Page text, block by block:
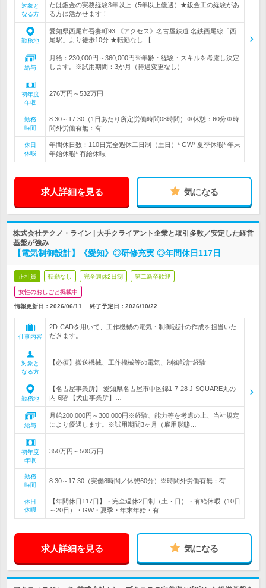
対象と
なる方
たは鈑金の実務経験3年以上（5年以上優遇）★鈑金工の経験があ
る方は活かせます！
勤務地
愛知県西尾市吾妻町93 《アクセス》名古屋鉄道 名鉄西尾線「西
尾駅」より徒歩10分 ★転勤なし 【…
給与
月給：230,000円～360,000円※年齢・経験・スキルを考慮し決定
します。※試用期間：3か月（待遇変更なし）
初年度
年収
276万円～532万円
勤務
時間
8:30～17:30（1日あたり所定労働時間08時間）※休憩：60分※時
間外労働有無：有
休日
休暇
年間休日数：110日完全週休二日制（土日）* GW* 夏季休暇* 年末
年始休暇* 有給休暇
求人詳細を見る 気になる
株式会社テクノ・ライン | 大手クライアント企業と取引多数／安定した経営
基盤が強み
【電気制御設計】《愛知》◎研修充実 ◎年間休日117日
正社員 転勤なし 完全週休2日制 第二新卒歓迎
女性のおしごと掲載中
情報更新日：2026/06/11 終了予定日： 2026/10/22
仕事内容
2D-CADを用いて、工作機械の電気・制御設計の作成を担当いた
だきます。
対象と
なる方
【必須】搬送機械、工作機械等の電気、制御設計経験
勤務地
【名古屋事業所】 愛知県名古屋市中区錦1-7-28 J-SQUARE丸の
内 6階 【犬山事業所】…
給与
月給200,000円～300,000円※経験、能力等を考慮の上、当社規定
により優遇します。※試用期間3ヶ月（雇用形態…
初年度
年収
350万円～500万円
勤務
時間
8:30～17:30（実働8時間／休憩60分）※時間外労働有無：有
休日
休暇
【年間休日117日】・完全週休2日制（土・日）・有給休暇（10日
～20日）・GW・夏季・年末年始・有…
求人詳細を見る 気になる